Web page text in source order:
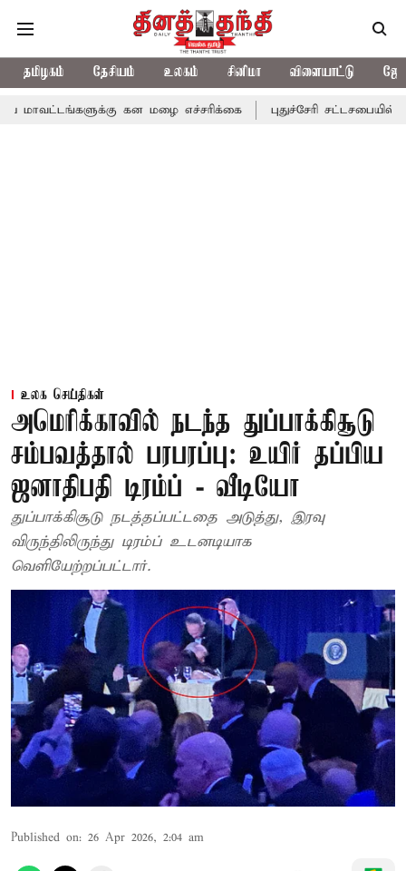
தமிழகம் தேசியம் உலகம் சினிமா விளையாட்டு
கன மழை எச்சரிக்கை புதுச்சேரி சட்டசபையில் வரும் 24ம்
உலக செய்திகள்
அமெரிக்காவில் நடந்த துப்பாக்கிசூடு
சம்பவத்தால் பரபரப்பு: உயிர் தப்பிய
ஜனாதிபதி டிரம்ப் - வீடியோ
துப்பாக்கிசூடு நடத்தப்பட்டதை அடுத்து, இரவு
விருந்திலிருந்து டிரம்ப் உடனடியாக
வெளியேற்றப்பட்டார்.
Published on: 26 Apr 2026, 2:04 am